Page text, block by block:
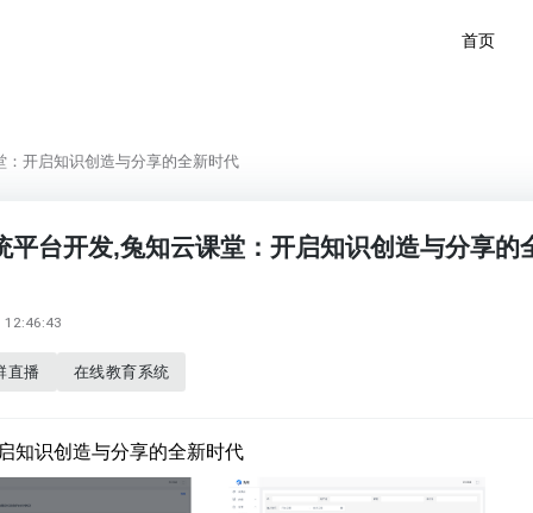
首页
开启知识创造与分享的全新时代
平台开发,兔知云课堂：开启知识创造与分享的
12:46:43
直播 在线教育系统
知识创造与分享的全新时代